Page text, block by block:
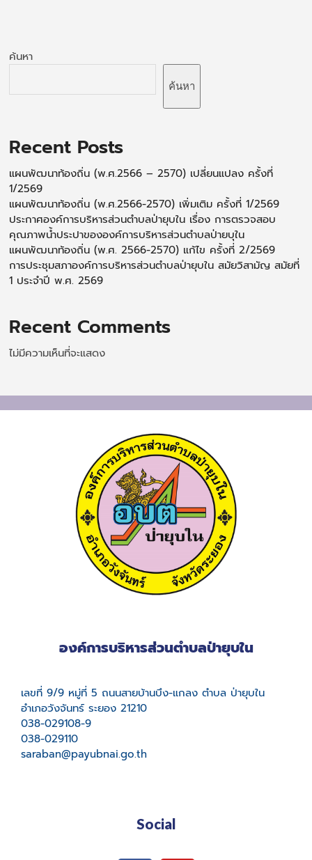
ค้นหา
ค้นหา
Recent Posts
แผนพัฒนาท้องถิ่น (พ.ศ.2566 – 2570) เปลี่ยนแปลง ครั้งที่
1/2569
แผนพัฒนาท้องถิ่น (พ.ศ.2566-2570) เพิ่มเติม ครั้งที่ 1/2569
ประกาศองค์การบริหารส่วนตำบลป่ายุบใน เรื่อง การตรวจสอบ
คุณภาพน้ำประปาขององค์การบริหารส่วนตำบลป่ายบุใน
แผนพัฒนาท้องถิ่น (พ.ศ. 2566-2570) แก้ไข ครั้งที่ 2/2569
การประชุมสภาองค์การบริหารส่วนตำบลป่ายุบใน สมัยวิสามัญ สมัยที่
1 ประจำปี พ.ศ. 2569
Recent Comments
ไม่มีความเห็นที่จะแสดง
องค์การบริหารส่วนตำบลป่ายุบใน
เลขที่ 9/9 หมู่ที่ 5 ถนนสายบ้านบึง-แกลง ตำบล ป่ายุบใน
อำเภอวังจันทร์ ระยอง 21210
038-029108-9
038-029110
saraban@payubnai.go.th
Social